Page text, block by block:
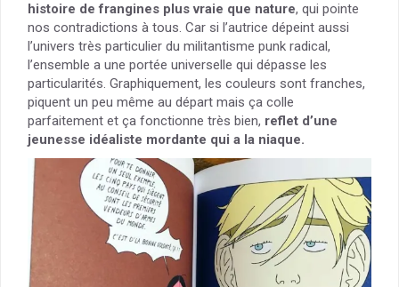
histoire de frangines plus vraie que nature, qui pointe
nos contradictions à tous. Car si l’autrice dépeint aussi
l’univers très particulier du militantisme punk radical,
l’ensemble a une portée universelle qui dépasse les
particularités. Graphiquement, les couleurs sont franches,
piquent un peu même au départ mais ça colle
parfaitement et ça fonctionne très bien, reflet d’une
jeunesse idéaliste mordante qui a la niaque.